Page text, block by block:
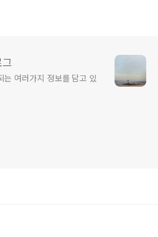
는 여러가지 정보를 담고 있